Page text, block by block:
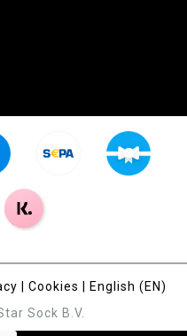
| Cookies | English (EN)
Sock B.V.